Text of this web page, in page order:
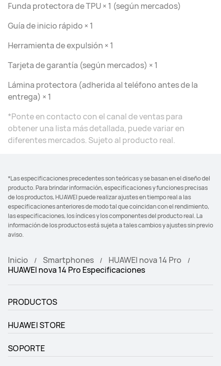
Funda protectora de TPU × 1 (según mercados)
Guía de inicio rápido × 1
Herramienta de expulsión × 1
Tarjeta de garantía (según mercados) × 1
Lámina protectora (adherida al teléfono antes de la
entrega) × 1
*Ponte en contacto con el canal de ventas para
obtener una lista más detallada, puede variar en
diferentes mercados. Sujeto al producto real.
*Las especificaciones precedentes son teóricas y se basan en el diseño del
producto. Para brindar información, especificaciones y funciones precisas
de los productos, HUAWEI puede realizar ajustes en tiempo real a las
especificaciones anteriores de modo tal que coincidan con el rendimiento,
las especificaciones, los índices y los componentes del producto real. La
información de los productos está sujeta a tales cambios y ajustes sin previo
aviso.
Inicio Smartphones
HUAWEI nova 14 Pro
HUAWEI nova 14 Pro Especificaciones
PRODUCTOS
HUAWEI STORE
SOPORTE